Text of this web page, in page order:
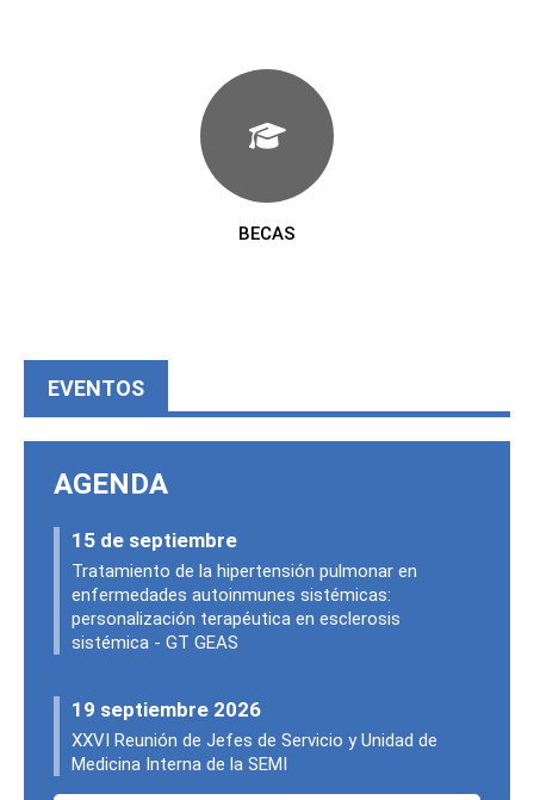
BECAS
EVENTOS
AGENDA
15 de septiembre
Tratamiento de la hipertensión pulmonar en
enfermedades autoinmunes sistémicas:
personalización terapéutica en esclerosis
sistémica - GT GEAS
19 septiembre 2026
XXVI Reunión de Jefes de Servicio y Unidad de
Medicina Interna de la SEMI